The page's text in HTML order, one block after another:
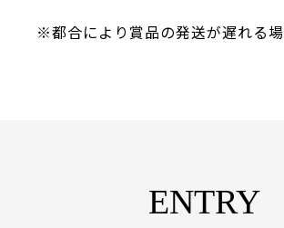
※都合により賞品の発送が遅れる
ENTRY